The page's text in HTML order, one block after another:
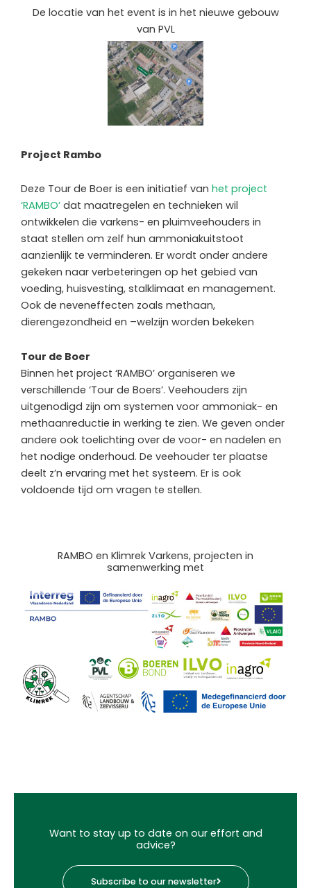
De locatie van het event is in het nieuwe gebouw
van PVL
Project Rambo
Deze Tour de Boer is een initiatief van het project
‘RAMBO’ dat maatregelen en technieken wil
ontwikkelen die varkens- en pluimveehouders in
staat stellen om zelf hun ammoniakuitstoot
aanzienlijk te verminderen. Er wordt onder andere
gekeken naar verbeteringen op het gebied van
voeding, huisvesting, stalklimaat en management.
Ook de neveneffecten zoals methaan,
dierengezondheid en –welzijn worden bekeken
Tour de Boer
Binnen het project ‘RAMBO’ organiseren we
verschillende ‘Tour de Boers’. Veehouders zijn
uitgenodigd zijn om systemen voor ammoniak- en
methaanreductie in werking te zien. We geven onder
andere ook toelichting over de voor- en nadelen en
het nodige onderhoud. De veehouder ter plaatse
deelt z’n ervaring met het systeem. Er is ook
voldoende tijd om vragen te stellen.
RAMBO en Klimrek Varkens, projecten in
samenwerking met
Want to stay up to date on our effort and
advice?
Subscribe to our newsletter